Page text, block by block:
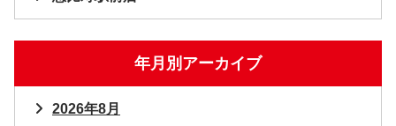
年月別アーカイブ
2026年8月